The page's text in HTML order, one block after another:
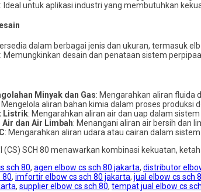
: Ideal untuk aplikasi industri yang membutuhkan
dalam berbagai jenis dan ukuran, termasuk
: Memungkinkan desain dan penataan sistem
Minyak dan Gas: Mengarahkan aliran fluida
Mengelola aliran bahan kimia dalam proses produksi
Listrik: Mengarahkan aliran air dan uap dalam
Air dan Air Limbah: Menangani aliran air bersih dan
: Mengarahkan aliran udara atau cairan dalam
(CS) SCH 80 menawarkan kombinasi kekuatan,
sch 80, agen elbow cs sch 80 jakarta, distributor
80, imfortir elbow cs sch 80 jakarta, jual elbow cs sch
, supplier elbow cs sch 80, tempat jual elbow cs